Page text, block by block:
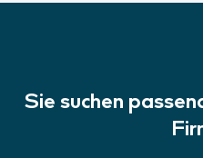
Sie suchen